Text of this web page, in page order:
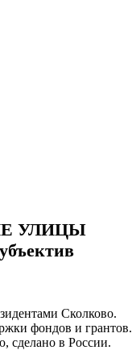
УЛИЦЫ
Сколково.
фондов и грантов.
сделано в России.